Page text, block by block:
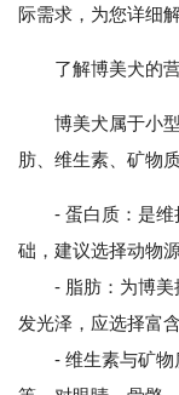
际需求，为您详细
了解博美犬的
博美犬属于小
肪、维生素、矿物
- 蛋白质：是
础，建议选择动物
- 脂肪：为博美
发光泽，应选择富
- 维生素与矿物